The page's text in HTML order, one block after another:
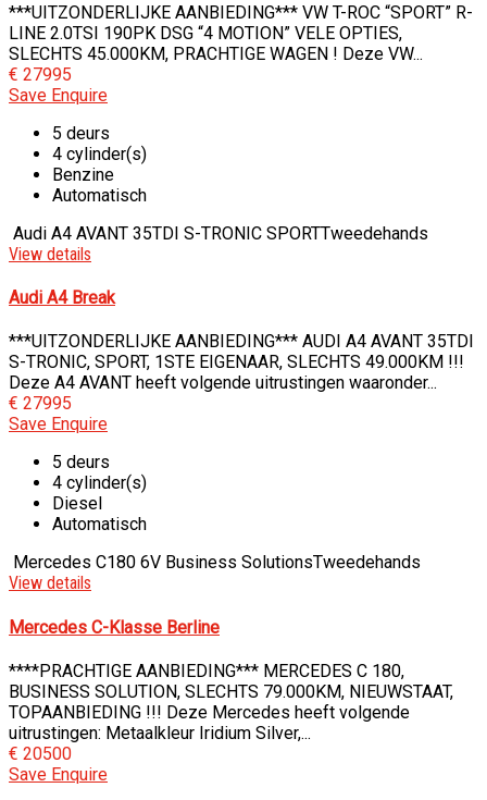
***UITZONDERLIJKE AANBIEDING*** VW T-ROC “SPORT” R-
LINE 2.0TSI 190PK DSG “4 MOTION” VELE OPTIES,
SLECHTS 45.000KM, PRACHTIGE WAGEN ! Deze VW...
€ 27995
Save Enquire
5 deurs
4 cylinder(s)
Benzine
Automatisch
Audi A4 AVANT 35TDI S-TRONIC SPORTTweedehands
View details
Audi A4 Break
***UITZONDERLIJKE AANBIEDING*** AUDI A4 AVANT 35TDI
S-TRONIC, SPORT, 1STE EIGENAAR, SLECHTS 49.000KM !!!
Deze A4 AVANT heeft volgende uitrustingen waaronder...
€ 27995
Save Enquire
5 deurs
4 cylinder(s)
Diesel
Automatisch
Mercedes C180 6V Business SolutionsTweedehands
View details
Mercedes C-Klasse Berline
****PRACHTIGE AANBIEDING*** MERCEDES C 180,
BUSINESS SOLUTION, SLECHTS 79.000KM, NIEUWSTAAT,
TOPAANBIEDING !!! Deze Mercedes heeft volgende
uitrustingen: Metaalkleur Iridium Silver,...
€ 20500
Save Enquire